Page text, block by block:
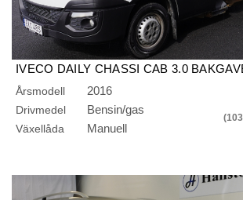
IVECO DAILY CHASSI CAB 3.0
GASTANKAR
Årsmodell 2016
Drivmedel Bensin/gas
Växellåda Manuell